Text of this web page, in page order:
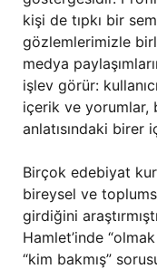
kişi de tıpkı bir
gözlemlerimizle
medya
işlev görür:
içerik ve yorumlar,
anlatısındaki birer
Birçok edebiyat
bireysel ve
girdiğini
Hamlet’inde
“kim bakmış”